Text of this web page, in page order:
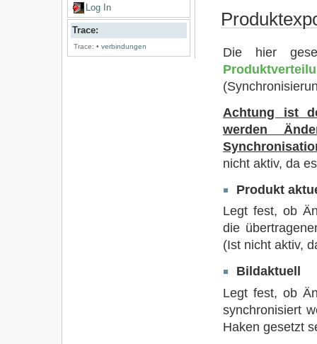
Log In
Trace:
Trace: • verbindungen
Die hier
Achtung ist
werden
nicht aktiv, da
Produkt
Legt fest, ob
die
(Ist nicht aktiv,
Bildaktuell
Legt fest, ob
synchronisiert
Haken gesetzt